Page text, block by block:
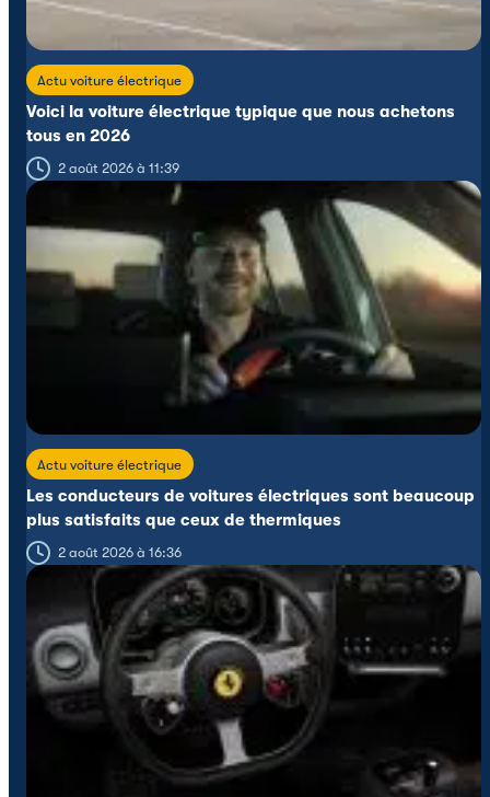
Actu voiture électrique
Voici la voiture électrique typique que nous achetons
tous en 2026
2 août 2026 à 11:39
Actu voiture électrique
Les conducteurs de voitures électriques sont beaucoup
plus satisfaits que ceux de thermiques
2 août 2026 à 16:36